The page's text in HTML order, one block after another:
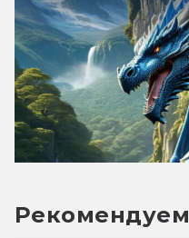
Рекомендуем